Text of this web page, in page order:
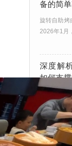
备的简
旋转自助烤
2026年1月
深度解
如何支
回转餐饮
计、生产制
选旋转